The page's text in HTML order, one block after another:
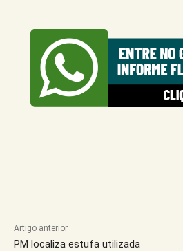
Artigo anterior
PM localiza estufa utilizada